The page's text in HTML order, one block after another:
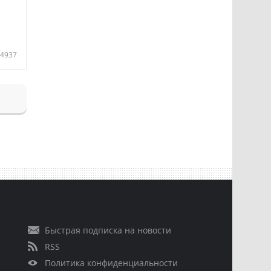
4937
Быстрая подписка на новости
RSS
Политика конфиденциальности